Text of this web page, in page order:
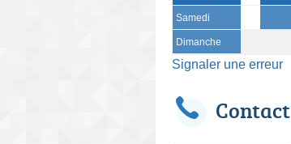
Samedi
Dimanche
Signaler une erreur
Contact